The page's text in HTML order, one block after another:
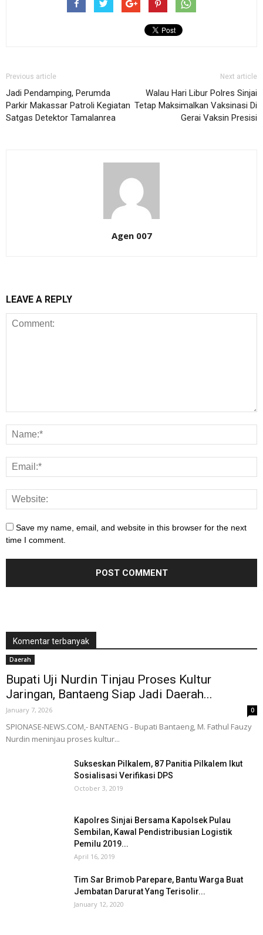
Previous article
Jadi Pendamping, Perumda
Parkir Makassar Patroli Kegiatan
Satgas Detektor Tamalanrea
Next article
Walau Hari Libur Polres Sinjai
Tetap Maksimalkan Vaksinasi Di
Gerai Vaksin Presisi
Agen 007
LEAVE A REPLY
Save my name, email, and website in this browser for the next
time I comment.
Komentar terbanyak
Daerah
Bupati Uji Nurdin Tinjau Proses Kultur
Jaringan, Bantaeng Siap Jadi Daerah...
January 7, 2026 0
SPIONASE-NEWS.COM,- BANTAENG - Bupati Bantaeng, M. Fathul Fauzy
Nurdin meninjau proses kultur...
Sukseskan Pilkalem, 87 Panitia Pilkalem Ikut
Sosialisasi Verifikasi DPS
October 3, 2019
Kapolres Sinjai Bersama Kapolsek Pulau
Sembilan, Kawal Pendistribusian Logistik
Pemilu 2019...
April 16, 2019
Tim Sar Brimob Parepare, Bantu Warga Buat
Jembatan Darurat Yang Terisolir...
January 12, 2020